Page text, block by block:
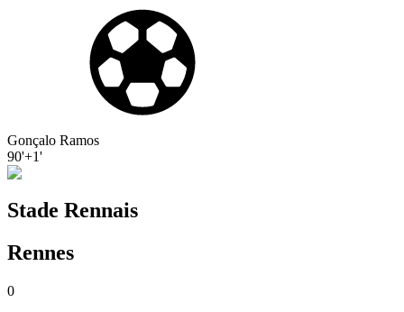
Gonçalo Ramos
90'+1'
Stade Rennais
Rennes
0